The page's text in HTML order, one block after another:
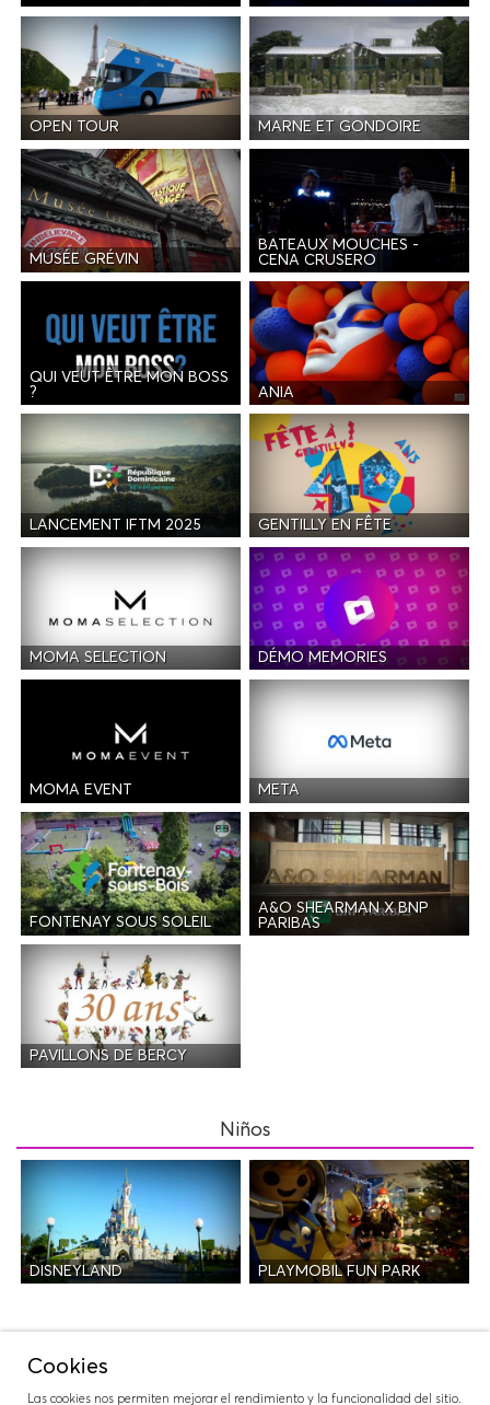
OPEN TOUR MARNE ET GONDOIRE
MUSÉE GRÉVIN
BATEAUX MOUCHES -
CENA CRUSERO
QUI VEUT ÊTRE MON BOSS
?
ANIA
LANCEMENT IFTM 2025 GENTILLY EN FÊTE
MOMA SELECTION DÉMO MEMORIES
MOMA EVENT META
FONTENAY SOUS SOLEIL
A&O SHEARMAN X BNP
PARIBAS
PAVILLONS DE BERCY
Niños
DISNEYLAND PLAYMOBIL FUN PARK
Cookies
Las cookies nos permiten mejorar el rendimiento y la funcionalidad del sitio.